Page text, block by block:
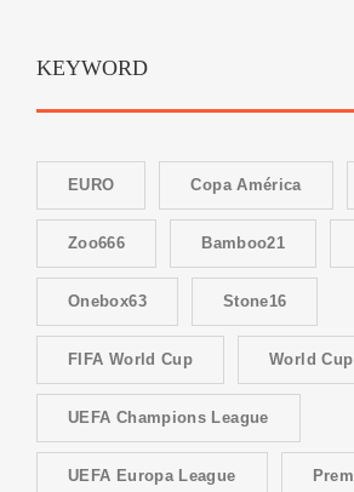
KEYWORD
EURO Copa América
Zoo666 Bamboo21
Onebox63 Stone16
FIFA World Cup World Cup
UEFA Champions League
UEFA Europa League